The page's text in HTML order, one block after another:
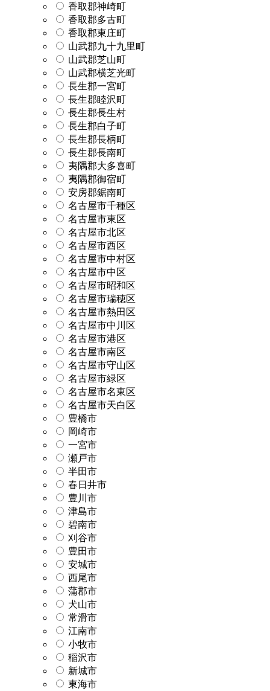
香取郡神崎町
香取郡多古町
香取郡東庄町
山武郡九十九里町
山武郡芝山町
山武郡横芝光町
長生郡一宮町
長生郡睦沢町
長生郡長生村
長生郡白子町
長生郡長柄町
長生郡長南町
夷隅郡大多喜町
夷隅郡御宿町
安房郡鋸南町
名古屋市千種区
名古屋市東区
名古屋市北区
名古屋市西区
名古屋市中村区
名古屋市中区
名古屋市昭和区
名古屋市瑞穂区
名古屋市熱田区
名古屋市中川区
名古屋市港区
名古屋市南区
名古屋市守山区
名古屋市緑区
名古屋市名東区
名古屋市天白区
豊橋市
岡崎市
一宮市
瀬戸市
半田市
春日井市
豊川市
津島市
碧南市
刈谷市
豊田市
安城市
西尾市
蒲郡市
犬山市
常滑市
江南市
小牧市
稲沢市
新城市
東海市